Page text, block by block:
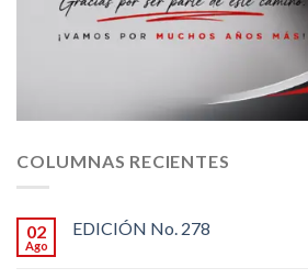
COLUMNAS RECIENTES
02
Ago
EDICIÓN No. 278